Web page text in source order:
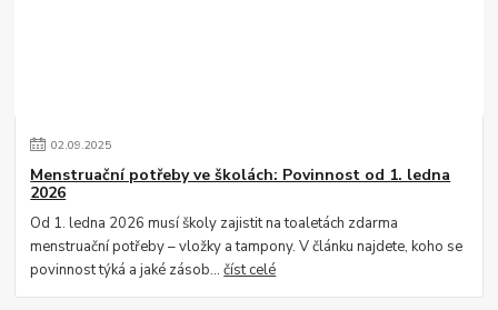
02.09.2025
Menstruační potřeby ve školách: Povinnost od 1. ledna
2026
Od 1. ledna 2026 musí školy zajistit na toaletách zdarma
menstruační potřeby – vložky a tampony. V článku najdete, koho se
povinnost týká a jaké zásob...číst celé